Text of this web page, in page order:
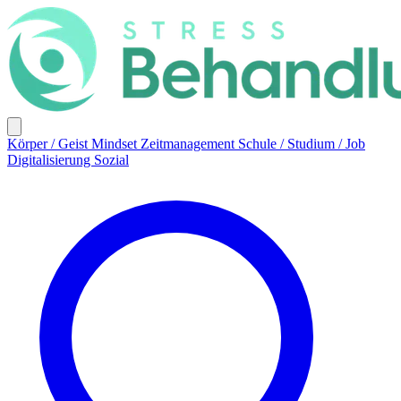
Körper / Geist Mindset Zeitmanagement Schule / Studium / Job
Digitalisierung Sozial